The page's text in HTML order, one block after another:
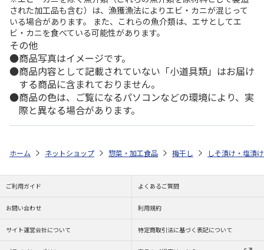
された加工品も含む）は、漁獲漁法によりエビ・カニが混じって
いる場合があります。 また、これらの魚介類は、エサとしてエ
ビ・カニを食べている可能性があります。
その他
商品写真はイメージです。
商品内容として記載されていない「小道具類」はお届け
する商品に含まれておりません。
商品の色は、ご覧になるパソコンなどの環境により、実
際と異なる場合があります。
ホーム ネットショップ 惣菜・加工食品 梅干し しそ漬け・塩漬
ご利用ガイド よくあるご質問
お問い合わせ 利用規約
サイト運営会社について 特定商取引法に基づく表記について